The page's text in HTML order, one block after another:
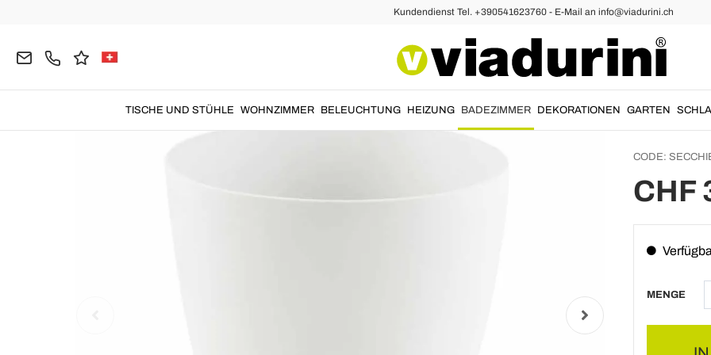
Kundendienst Tel. +390541623760 - E-Mail an info@viadurini.ch
TISCHE UND STÜHLE WOHNZIMMER BELEUCHTUNG HEIZUNG BADEZIMMER DEKORATIONEN GARTEN
und
-
CODE:
CHF
MENGE